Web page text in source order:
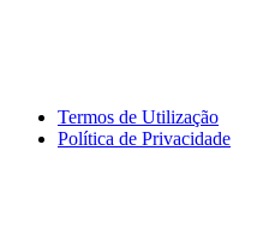
Termos de Utilização
Política de Privacidade